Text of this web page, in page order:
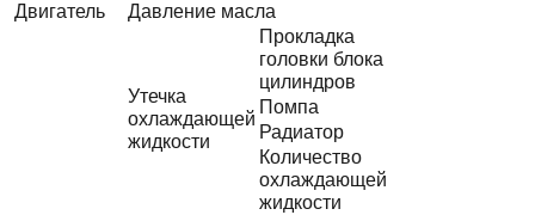
Двигатель
Давление масла
Утечка
охлаждающей
жидкости
Прокладка
головки блока
цилиндров
Помпа
Радиатор
Количество
охлаждающей
жидкости